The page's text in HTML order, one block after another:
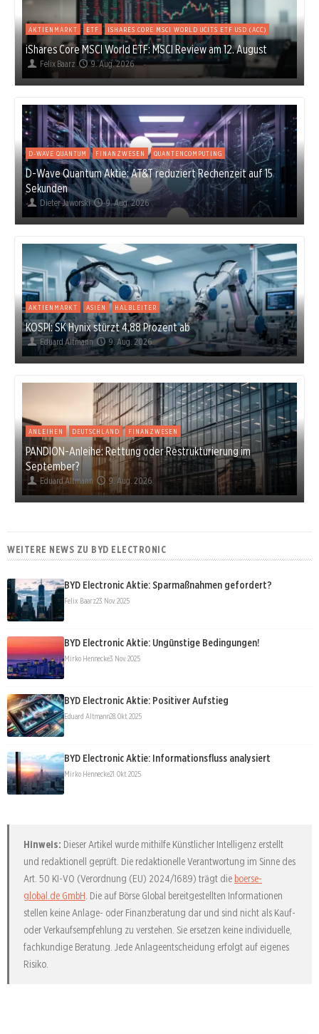
AKTIENMARKT ETF ISHARES CORE MSCI WORLD UCITS ETF USD (ACC)
iShares Core MSCI World ETF: MSCI Review am 12. August
Felix Baarz 9. Aug. 2026
D-WAVE QUANTUM FINANZWESEN QUANTENCOMPUTING
D-Wave Quantum Aktie: AT&T reduziert Rechenzeit auf 15
Sekunden
Dieter Jaworski 9. Aug. 2026
AKTIENMARKT ASIEN HALBLEITER
KOSPI: SK Hynix stürzt 4,88 Prozent ab
Eduard Altmann 9. Aug. 2026
ANLEIHEN DEUTSCHLAND FINANZWESEN
PANDION-Anleihe: Rettung oder Restrukturierung im
September?
Eduard Altmann 9. Aug. 2026
WEITERE NEWS ZU BYD ELECTRONIC
BYD Electronic Aktie: Sparmaßnahmen gefordert?
Felix Baarz23. Nov. 2025
BYD Electronic Aktie: Ungünstige Bedingungen!
Mirko Hennecke3. Nov. 2025
BYD Electronic Aktie: Positiver Aufstieg
Eduard Altmann28. Okt. 2025
BYD Electronic Aktie: Informationsfluss analysiert
Mirko Hennecke21. Okt. 2025
Hinweis: Dieser Artikel wurde mithilfe Künstlicher Intelligenz erstellt
und redaktionell geprüft. Die redaktionelle Verantwortung im Sinne des
Art. 50 KI-VO (Verordnung (EU) 2024/1689) trägt die boerse-
global.de GmbH. Die auf Börse Global bereitgestellten Informationen
stellen keine Anlage- oder Finanzberatung dar und sind nicht als Kauf-
oder Verkaufsempfehlung zu verstehen. Sie ersetzen keine individuelle,
fachkundige Beratung. Jede Anlageentscheidung erfolgt auf eigenes
Risiko.